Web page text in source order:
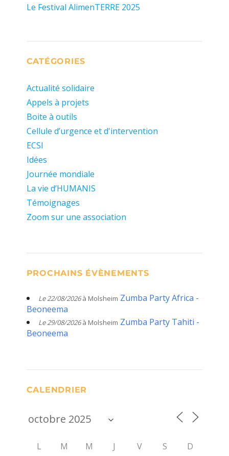
Le Festival AlimenTERRE 2025
CATÉGORIES
Actualité solidaire
Appels à projets
Boite à outils
Cellule d’urgence et d'intervention
ECSI
Idées
Journée mondiale
La vie d’HUMANIS
Témoignages
Zoom sur une association
PROCHAINS ÉVÈNEMENTS
Le 22/08/2026à Molsheim Zumba Party Africa -
Beoneema
Le 29/08/2026à Molsheim Zumba Party Tahiti -
Beoneema
CALENDRIER
L M M J V S D